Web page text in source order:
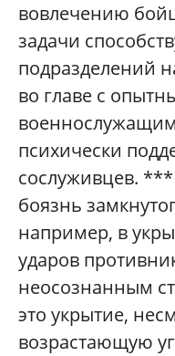
вовлечению
задачи
подразделений
во главе с
психически
сослуживцев.
боязнь
например, в
ударов
неосознанным
это укрытие,
возрастающую